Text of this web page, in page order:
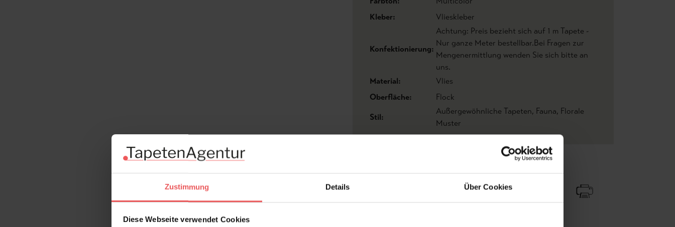
Zustimmung Details Über Cookies
Diese Webseite verwendet Cookies
Kleber:
Vlieskleber
Konfektionierung:
Achtung: Preis bezieht sich auf 1 m Tapete -
Nur ganze Meter bestellbar.Bei Fragen zur
Mengenermittlung wenden Sie sich bitte an
uns.
Material:
Vlies
Oberfläche:
Flock
Stil:
Außergewöhnliche Tapeten, Fauna, Florale
Muster